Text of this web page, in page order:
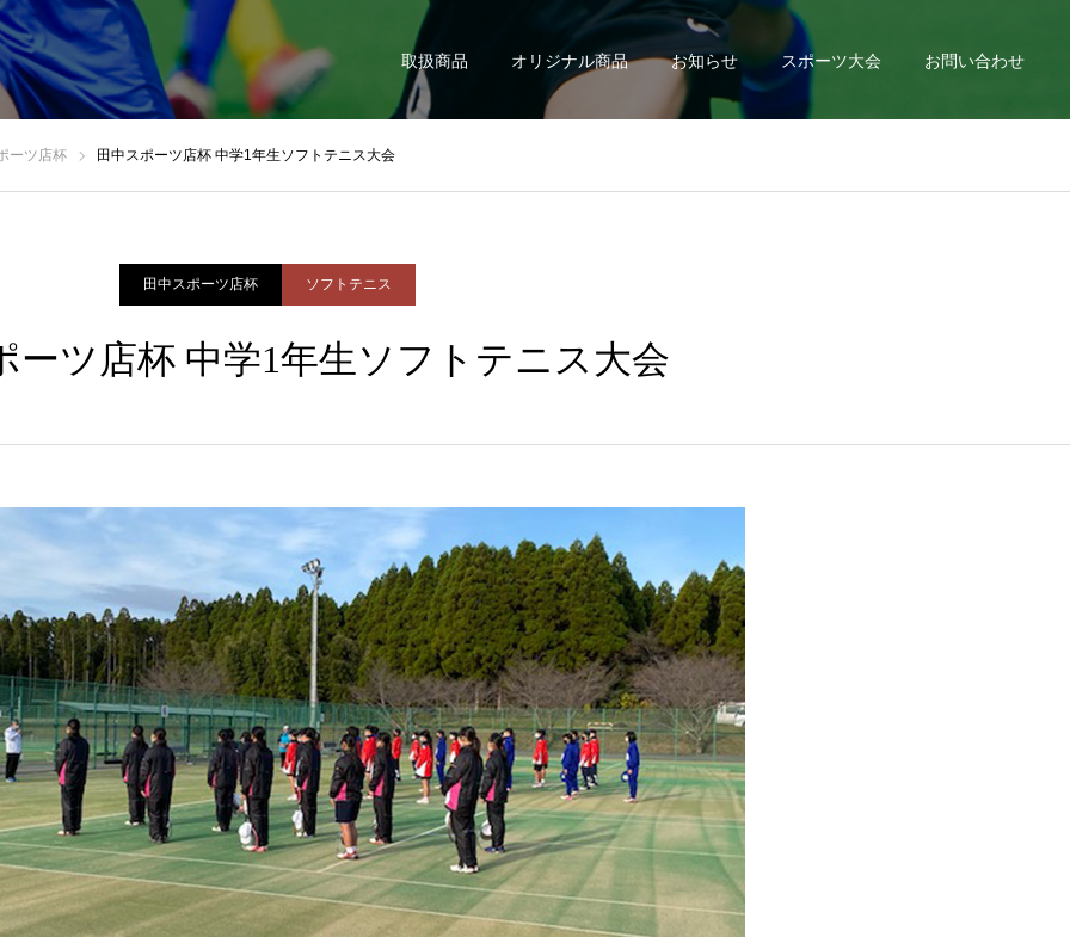
取扱商品 オリジナル商品 お知らせ スポーツ大会 お問い合わせ
ーツ店杯 田中スポーツ店杯 中学1年生ソフトテニス大会
田中スポーツ店杯 ソフトテニス
ーツ店杯 中学1年生ソフトテニス大会